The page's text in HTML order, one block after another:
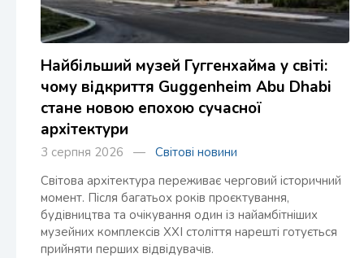
Найбільший музей Гуггенхайма у світі:
чому відкриття Guggenheim Abu Dhabi
стане новою епохою сучасної
архітектури
3 серпня 2026 — Світові новини
Світова архітектура переживає черговий історичний
момент. Після багатьох років проєктування,
будівництва та очікування один із найамбітніших
музейних комплексів XXI століття нарешті готується
прийняти перших відвідувачів.